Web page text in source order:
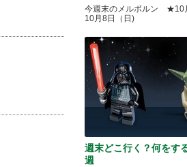
今週末のメルボルン ★10
10月8日（日)
週末どこ行く？何をす
週